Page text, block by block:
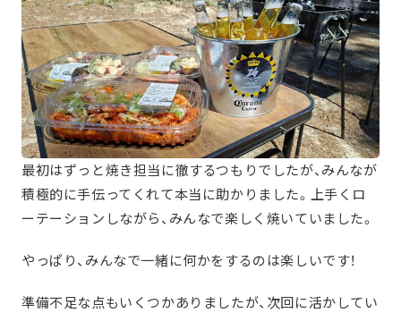
最初はずっと焼き担当に徹するつもりでしたが、みんなが
積極的に手伝ってくれて本当に助かりました。上手くロ
ーテーションしながら、みんなで楽しく焼いていました。
やっぱり、みんなで一緒に何かをするのは楽しいです！
準備不足な点もいくつかありましたが、次回に活かしてい